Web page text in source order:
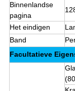
Binnenlandse
pagina
Het eindigen
Band
Facultatieve